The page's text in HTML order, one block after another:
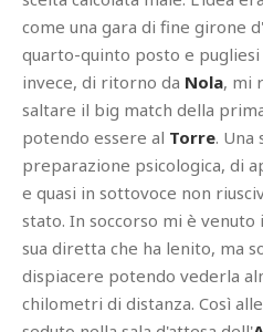
come una gara di fine girone
quarto-quinto posto e
invece, di ritorno da Nola, mi
saltare il big match della
potendo essere al Torre. Una
preparazione psicologica, di
e quasi in sottovoce non
stato. In soccorso mi è venuto
sua diretta che ha lenito, ma
dispiacere potendo vederla
chilometri di distanza. Così